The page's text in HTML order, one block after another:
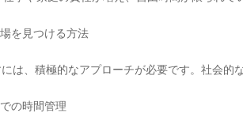
を見つける方法
は、積極的なアプローチが必要です。社会
の時間管理